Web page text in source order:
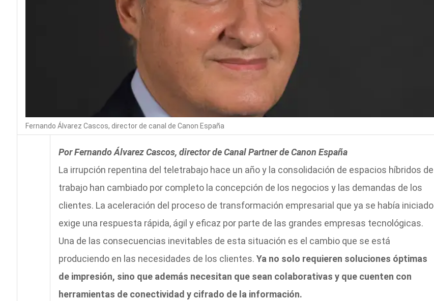
Fernando Álvarez Cascos, director de canal de Canon España
Por Fernando Álvarez Cascos, director de Canal Partner de Canon España
La irrupción repentina del teletrabajo hace un año y la consolidación de espacios híbridos de
trabajo han cambiado por completo la concepción de los negocios y las demandas de los
clientes. La aceleración del proceso de transformación empresarial que ya se había iniciado
exige una respuesta rápida, ágil y eficaz por parte de las grandes empresas tecnológicas.
Una de las consecuencias inevitables de esta situación es el cambio que se está
produciendo en las necesidades de los clientes. Ya no solo requieren soluciones óptimas
de impresión, sino que además necesitan que sean colaborativas y que cuenten con
herramientas de conectividad y cifrado de la información.